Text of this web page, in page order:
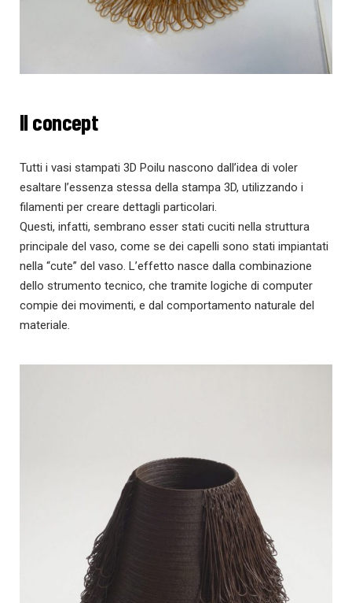
Il concept
Tutti i vasi stampati 3D Poilu nascono dall’idea di voler
esaltare l’essenza stessa della stampa 3D, utilizzando i
filamenti per creare dettagli particolari.
Questi, infatti, sembrano esser stati cuciti nella struttura
principale del vaso, come se dei capelli sono stati impiantati
nella “cute” del vaso. L’effetto nasce dalla combinazione
dello strumento tecnico, che tramite logiche di computer
compie dei movimenti, e dal comportamento naturale del
materiale.